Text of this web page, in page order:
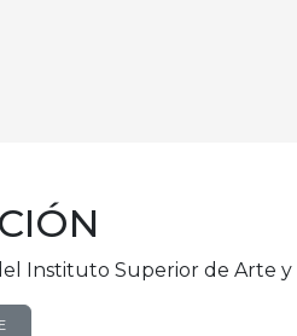
Instituto Superior de Arte y